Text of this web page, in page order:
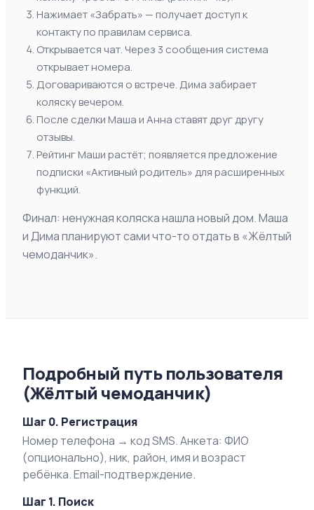
Нажимает «Забрать» — получает доступ к
контакту по правилам сервиса.
Открывается чат. Через 3 сообщения система
открывает номера.
Договариваются о встрече. Дима забирает
коляску вечером.
После сделки Маша и Анна ставят друг другу
отзывы.
Рейтинг Маши растёт; появляется предложение
подписки «Активный родитель» для расширенных
функций.
Финал: ненужная коляска нашла новый дом. Маша
и Дима планируют сами что-то отдать в «Жёлтый
чемоданчик».
Подробный путь пользователя
(Жёлтый чемоданчик)
Шаг 0. Регистрация
Номер телефона → код SMS. Анкета: ФИО
(опционально), ник, район, имя и возраст
ребёнка. Email-подтверждение.
Шаг 1. Поиск